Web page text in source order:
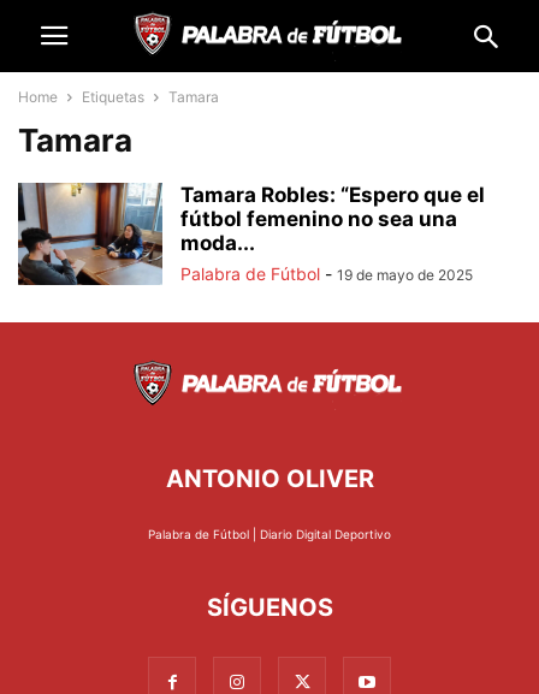
Home Etiquetas Tamara
Tamara
Tamara Robles: “Espero que el
fútbol femenino no sea una
moda...
Palabra de Fútbol - 19 de mayo de 2025
ANTONIO OLIVER
Palabra de Fútbol | Diario Digital Deportivo
SÍGUENOS